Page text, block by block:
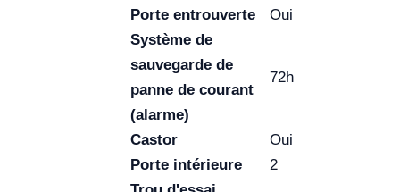
Porte entrouverte
Oui
Système de
sauvegarde de
panne de courant
(alarme)
72h
Castor
Oui
Porte intérieure
2